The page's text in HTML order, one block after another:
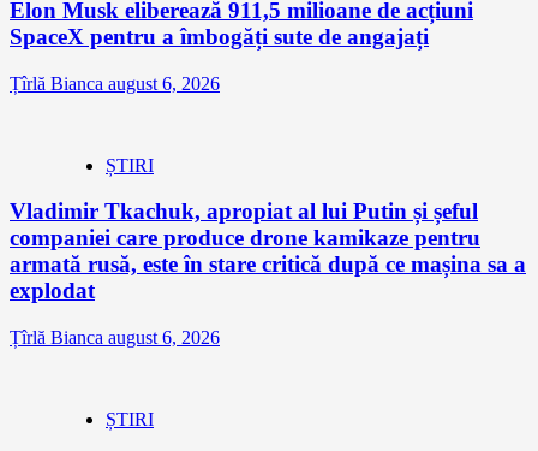
Elon Musk eliberează 911,5 milioane de acțiuni
SpaceX pentru a îmbogăți sute de angajați
Țîrlă Bianca august 6, 2026
ȘTIRI
Vladimir Tkachuk, apropiat al lui Putin și șeful
companiei care produce drone kamikaze pentru
armată rusă, este în stare critică după ce mașina sa a
explodat
Țîrlă Bianca august 6, 2026
ȘTIRI